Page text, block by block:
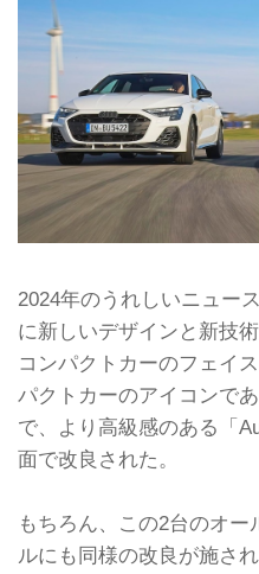
2024年のうれしいニュー
に新しいデザインと新技
コンパクトカーのフェイ
パクトカーのアイコンで
で、より高級感のある「
面で改良された。
もちろん、この2台のオ
ルにも同様の改良が施さ